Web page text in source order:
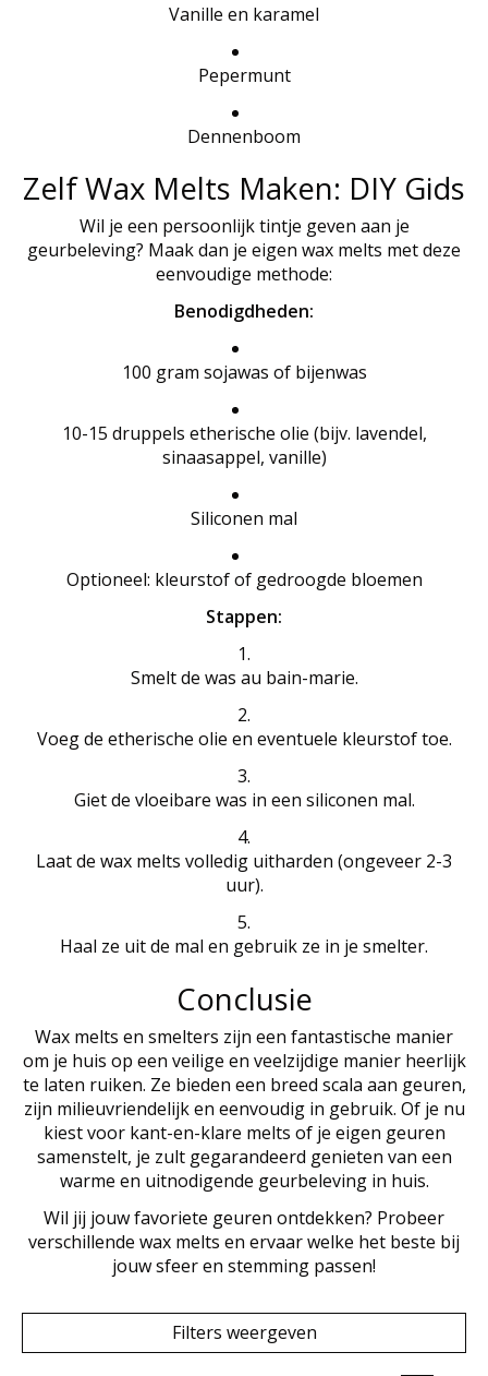
Vanille en karamel
Pepermunt
Dennenboom
Zelf Wax Melts Maken: DIY Gids
Wil je een persoonlijk tintje geven aan je
geurbeleving? Maak dan je eigen wax melts met deze
eenvoudige methode:
Benodigdheden:
100 gram sojawas of bijenwas
10-15 druppels etherische olie (bijv. lavendel,
sinaasappel, vanille)
Siliconen mal
Optioneel: kleurstof of gedroogde bloemen
Stappen:
Smelt de was au bain-marie.
Voeg de etherische olie en eventuele kleurstof toe.
Giet de vloeibare was in een siliconen mal.
Laat de wax melts volledig uitharden (ongeveer 2-3
uur).
Haal ze uit de mal en gebruik ze in je smelter.
Conclusie
Wax melts en smelters zijn een fantastische manier
om je huis op een veilige en veelzijdige manier heerlijk
te laten ruiken. Ze bieden een breed scala aan geuren,
zijn milieuvriendelijk en eenvoudig in gebruik. Of je nu
kiest voor kant-en-klare melts of je eigen geuren
samenstelt, je zult gegarandeerd genieten van een
warme en uitnodigende geurbeleving in huis.
Wil jij jouw favoriete geuren ontdekken? Probeer
verschillende wax melts en ervaar welke het beste bij
jouw sfeer en stemming passen!
Filters weergeven